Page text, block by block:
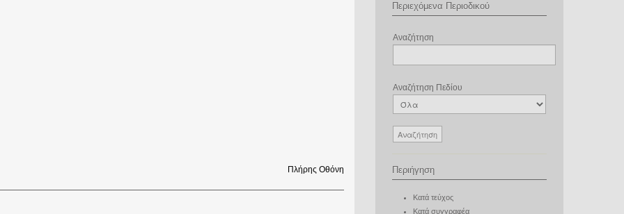
Πλήρης Οθόνη
Περιεχόμενα Περιοδικού
Αναζήτηση
Αναζήτηση Πεδίου
Περιήγηση
Κατά τεύχος
Κατά συγγραφέα